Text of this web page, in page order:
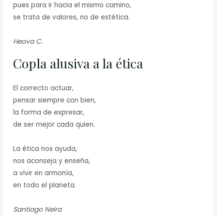
pues para ir hacia el mismo camino,
se trata de valores, no de estética.
Heova C.
Copla alusiva a la ética
El correcto actuar,
pensar siempre con bien,
la forma de expresar,
de ser mejor cada quien.
La ética nos ayuda,
nos aconseja y enseña,
a vivir en armonía,
en todo el planeta.
Santiago Neira